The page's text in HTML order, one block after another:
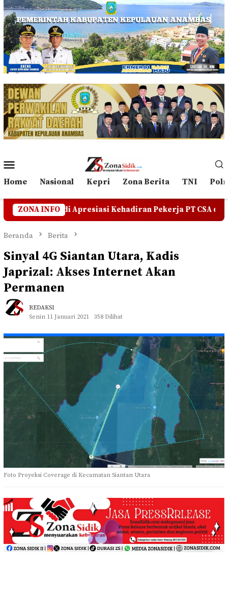
Loncat
ke
konten
Mobile
Home Nasional Kepri Zona Berita TNI
ZONA INFO
Kehadiran Pekerja PT CSA di RDP, Tegaskan Jangan
Beranda Berita
Sinyal 4G Siantan Utara, Kadis
Japrizal: Akses Internet Akan
Permanen
REDAKSI
Senin 11 Januari 2021
358 Dilihat
Foto Proyeksi Coverage di Kecamatan Siantan Utara